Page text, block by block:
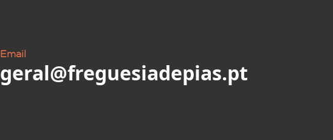
Email
geral@freguesiadepias.pt